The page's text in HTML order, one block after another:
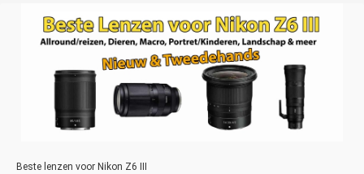
Beste lenzen voor Nikon Z6 III